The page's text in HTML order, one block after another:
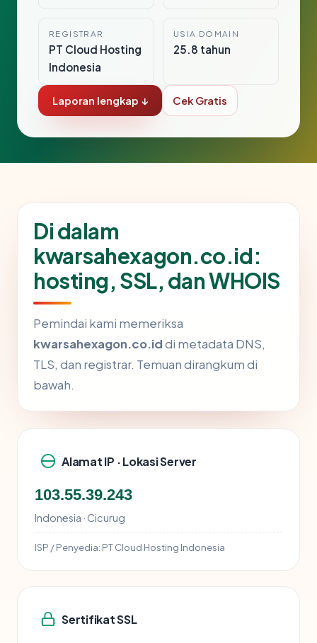
REGISTRAR
PT Cloud Hosting
Indonesia
USIA DOMAIN
25.8 tahun
Laporan lengkap ↓ Cek Gratis
Di dalam
kwarsahexagon.co.id:
hosting, SSL, dan WHOIS
Pemindai kami memeriksa
kwarsahexagon.co.iddi metadata DNS,
TLS, dan registrar. Temuan dirangkum di
bawah.
Alamat IP · Lokasi Server
103.55.39.243
Indonesia · Cicurug
ISP / Penyedia: PT Cloud Hosting Indonesia
Sertifikat SSL